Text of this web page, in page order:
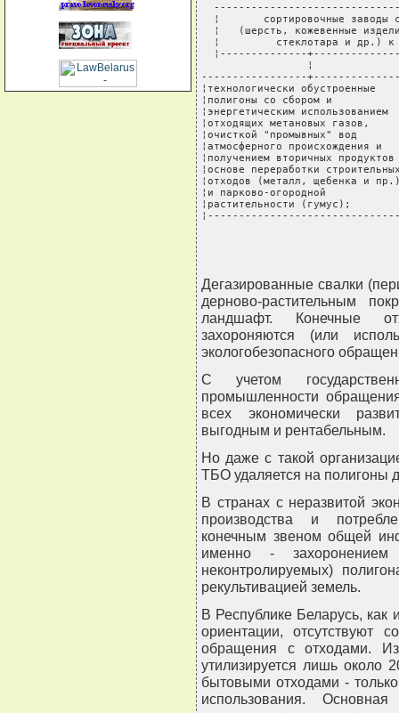
¦       сортировочные заводы
¦   (шерсть, кожевенные
¦         стеклотара и др.)
¦--------------
¦
-----------------
¦технологически обустроенные
¦полигоны со сбором и
¦энергетическим
¦отходящих метановых газов,
¦очисткой "промывных" вод
¦атмосферного происхождения
¦получением вторичных
¦основе переработки
¦отходов (металл, щебенка и
¦и парково-огородной
¦растительности (гумус);
Дегазированные свалки
дерново-растительным
ландшафт. Конечные
захороняются (или
экологобезопасного
С учетом
промышленности
всех экономически
выгодным и рентабельным.
Но даже с такой
ТБО удаляется на полигоны
В странах с неразвитой
производства и
конечным звеном общей
именно -
неконтролируемых)
рекультивацией земель.
В Республике Беларусь, как
ориентации, отсутствуют
обращения с отходами. Из
утилизируется лишь
бытовыми отходами -
использования.